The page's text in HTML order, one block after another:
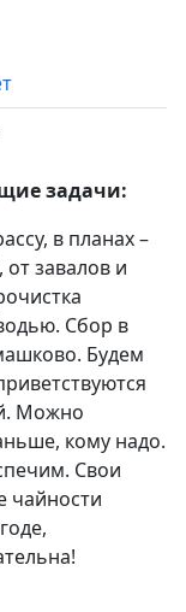
задачи:
в планах –
от завалов и
Сбор в
Будем
Можно
кому надо.
Свои
чайности